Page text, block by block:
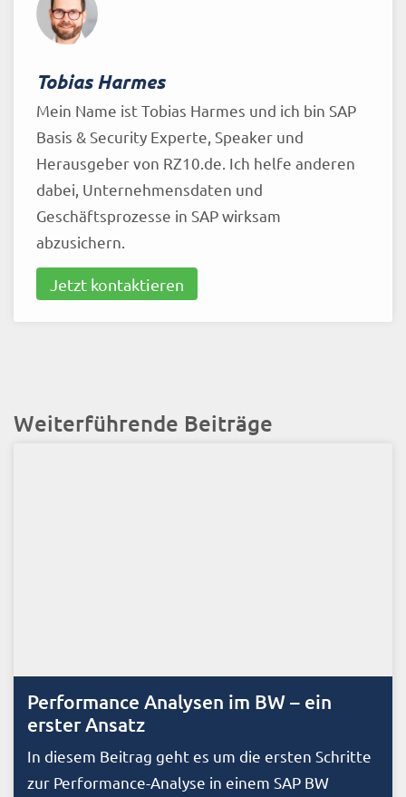
Tobias Harmes
Mein Name ist Tobias Harmes und ich bin SAP
Basis & Security Experte, Speaker und
Herausgeber von RZ10.de. Ich helfe anderen
dabei, Unternehmensdaten und
Geschäftsprozesse in SAP wirksam
abzusichern.
Jetzt kontaktieren
Weiterführende Beiträge
Performance Analysen im BW – ein
erster Ansatz
In diesem Beitrag geht es um die ersten Schritte
zur Performance-Analyse in einem SAP BW